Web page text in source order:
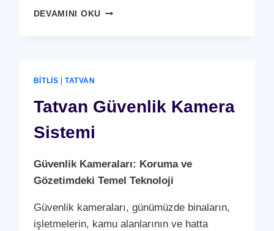
DEVAMINI OKUTATVAN
BITLIS |TATVAN
Tatvan Güvenlik Kamera
Sistemi
Güvenlik Kameraları: Koruma ve
Gözetimdeki Temel Teknoloji
Güvenlik kameraları, günümüzde binaların,
işletmelerin, kamu alanlarının ve hatta